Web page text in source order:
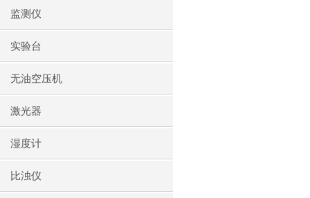
监测仪
实验台
无油空压机
激光器
湿度计
比浊仪